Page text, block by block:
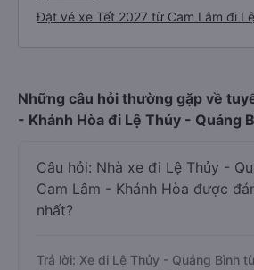
Đặt vé xe Tết 2027 từ Cam Lâm đi
Những câu hỏi thường gặp về
- Khánh Hòa đi Lệ Thủy - Quảng
Câu hỏi: Nhà xe đi Lệ Thủy -
Cam Lâm - Khánh Hòa được
nhất?
Trả lời: Xe đi Lệ Thủy - Quảng Bình